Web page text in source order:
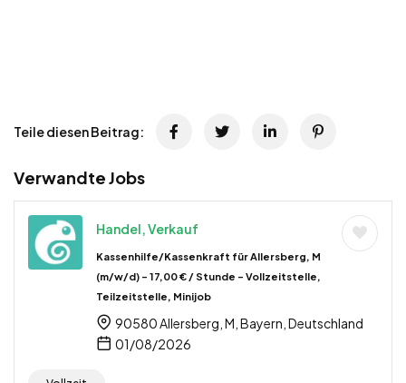
Teile diesen Beitrag:
Verwandte Jobs
Handel, Verkauf
Kassenhilfe/Kassenkraft für Allersberg, M
(m/w/d) – 17,00 € / Stunde – Vollzeitstelle,
Teilzeitstelle, Minijob
90580 Allersberg, M, Bayern, Deutschland
01/08/2026